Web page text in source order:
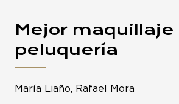
Mejor maquillaje
peluquería
María Liaño, Rafael Mora